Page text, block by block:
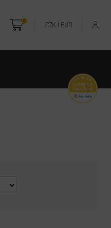
0 CZK | EUR